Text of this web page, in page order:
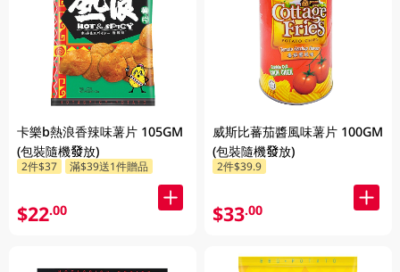
卡樂b熱浪香辣味薯片 105GM
(包裝隨機發放)
2件$37 滿$39送1件贈品
$22.00
威斯比蕃茄醬風味薯片 100GM
(包裝隨機發放)
2件$39.9
$33.00